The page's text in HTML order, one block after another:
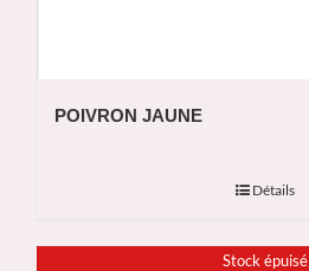
POIVRON JAUNE
Détails
Stock épuisé